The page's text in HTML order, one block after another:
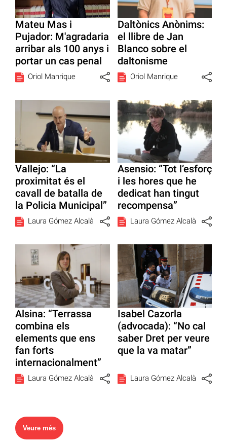
Mateu Mas i
Pujador: M'agradaria
arribar als 100 anys i
portar un cas penal
Oriol Manrique
Daltònics Anònims:
el llibre de Jan
Blanco sobre el
daltonisme
Oriol Manrique
Vallejo: “La
proximitat és el
cavall de batalla de
la Policia Municipal”
Laura Gómez Alcalà
Asensio: “Tot l’esforç
i les hores que he
dedicat han tingut
recompensa”
Laura Gómez Alcalà
Alsina: “Terrassa
combina els
elements que ens
fan forts
internacionalment”
Laura Gómez Alcalà
Isabel Cazorla
(advocada): “No cal
saber Dret per veure
que la va matar”
Laura Gómez Alcalà
Veure més